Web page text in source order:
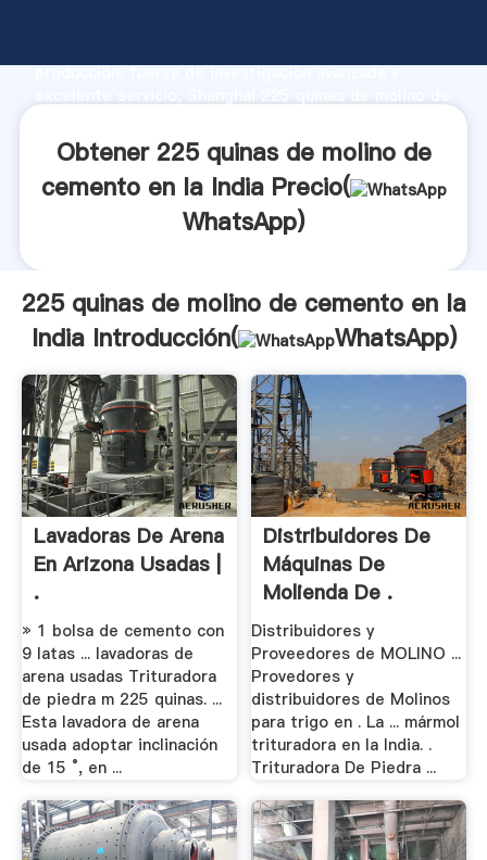
producción, fuerza de investigación avanzada y
valores a todos los clientes.
Obtener 225 quinas de molino de
cemento en la India Precio(
WhatsApp)
225 quinas de molino de cemento en la
India Introducción(
WhatsApp)
Lavadoras De Arena
En Arizona Usadas |
.
» 1 bolsa de cemento con
9 latas ... lavadoras de
arena usadas Trituradora
de piedra m 225 quinas. ...
Esta lavadora de arena
usada adoptar inclinación
de 15 °, en ...
Distribuidores De
Máquinas De
Molienda De .
Distribuidores y
Proveedores de MOLINO ...
Provedores y
distribuidores de Molinos
para trigo en . La ... mármol
trituradora en la India. .
Trituradora De Piedra ...